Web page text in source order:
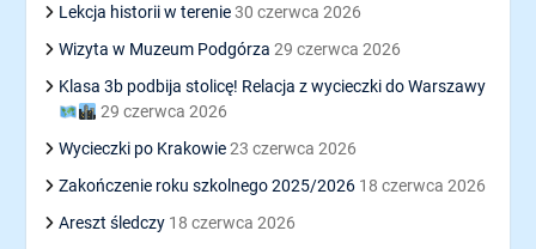
Lekcja historii w terenie 30 czerwca 2026
Wizyta w Muzeum Podgórza 29 czerwca 2026
Klasa 3b podbija stolicę! Relacja z wycieczki do Warszawy
29 czerwca 2026
Wycieczki po Krakowie 23 czerwca 2026
Zakończenie roku szkolnego 2025/2026 18 czerwca 2026
Areszt śledczy 18 czerwca 2026